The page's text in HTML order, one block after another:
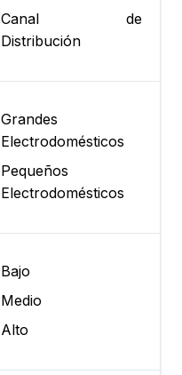
Canal de
Distribución
Grandes
Electrodomésticos
Pequeños
Electrodomésticos
Bajo
Medio
Alto